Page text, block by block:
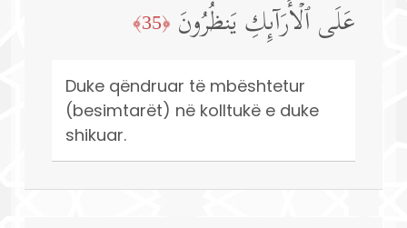
عَلَى ٱلۡأَرَاۤىِٕكِ یَنظُرُونَ ﴿35﴾
Duke qëndruar të mbështetur
(besimtarët) në kolltukë e duke
shikuar.